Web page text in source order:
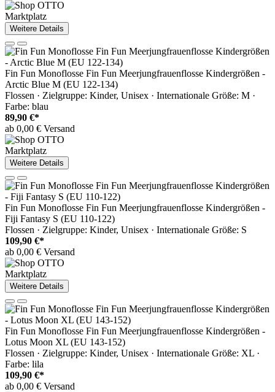
Marktplatz
Weitere Details
Fin Fun Monoflosse Fin Fun Meerjungfrauenflosse Kindergrößen -
Arctic Blue M (EU 122-134)
Flossen · Zielgruppe: Kinder, Unisex · Internationale Größe: M ·
Farbe: blau
89,90 €*
ab 0,00 € Versand
Marktplatz
Weitere Details
Fin Fun Monoflosse Fin Fun Meerjungfrauenflosse Kindergrößen -
Fiji Fantasy S (EU 110-122)
Flossen · Zielgruppe: Kinder, Unisex · Internationale Größe: S
109,90 €*
ab 0,00 € Versand
Marktplatz
Weitere Details
Fin Fun Monoflosse Fin Fun Meerjungfrauenflosse Kindergrößen -
Lotus Moon XL (EU 143-152)
Flossen · Zielgruppe: Kinder, Unisex · Internationale Größe: XL ·
Farbe: lila
109,90 €*
ab 0,00 € Versand